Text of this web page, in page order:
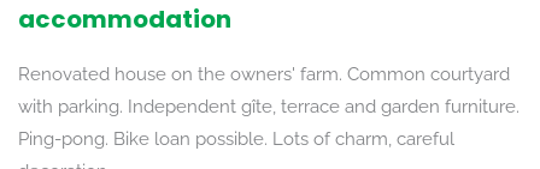
accommodation
Renovated house on the owners' farm. Common courtyard
with parking. Independent gîte, terrace and garden furniture.
Ping-pong. Bike loan possible. Lots of charm, careful